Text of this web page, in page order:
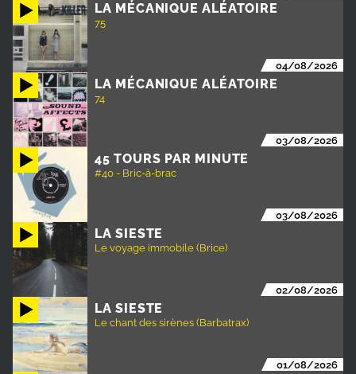
LA MÉCANIQUE ALÉATOIRE
75
04/08/2026
LA MÉCANIQUE ALÉATOIRE
74
03/08/2026
45 TOURS PAR MINUTE
#40 - Bric-à-brac
03/08/2026
LA SIESTE
Le voyage immobile (Brice)
02/08/2026
LA SIESTE
Le chant des sirènes (Barbatrax)
01/08/2026